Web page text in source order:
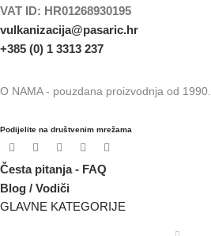
VAT ID: HR01268930195
vulkanizacija@pasaric.hr
+385 (0) 1 3313 237
O NAMA - pouzdana proizvodnja od 1990.
Podijelite na društvenim mrežama
Česta pitanja - FAQ
Blog / Vodiči
GLAVNE KATEGORIJE